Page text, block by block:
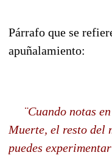
Párrafo que se
apuñalamiento:
¨Cuando notas
Muerte, el resto del
puedes